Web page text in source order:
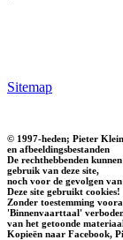
Sitemap
© 1997-heden; Pieter
en afbeeldingsbestanden
De rechthebbenden
gebruik van deze site,
noch voor de gevolgen
Deze site gebruikt cookies!
Zonder toestemming
'Binnenvaarttaal'
van het getoonde
Kopieën naar Facebook,